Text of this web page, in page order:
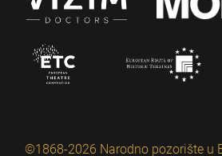
©1868-2026 Narodno pozorište u